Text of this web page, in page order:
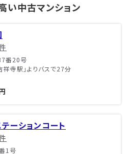
い中古マンション
番20号
寺駅」よりバスで27分
ーションコート
1号